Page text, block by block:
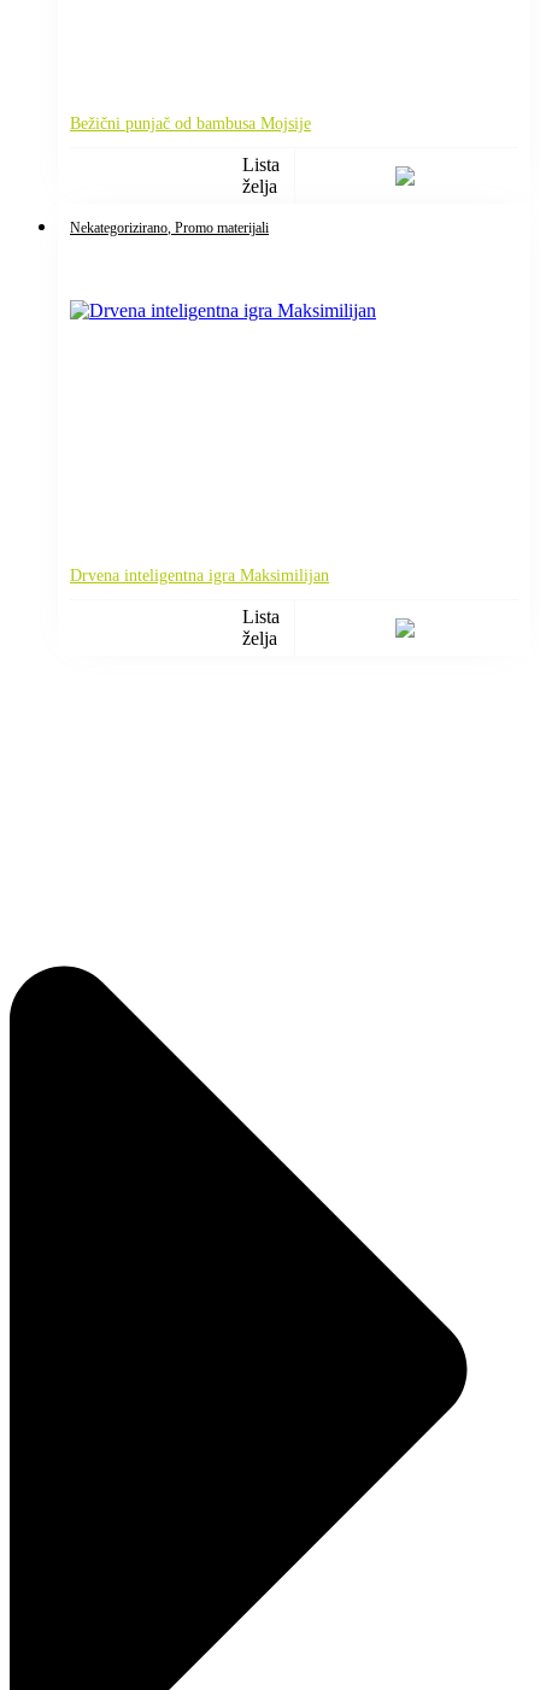
Bežični punjač od bambusa Mojsije
Lista
želja
Nekategorizirano , Promo materijali
Drvena inteligentna igra Maksimilijan
Lista
želja